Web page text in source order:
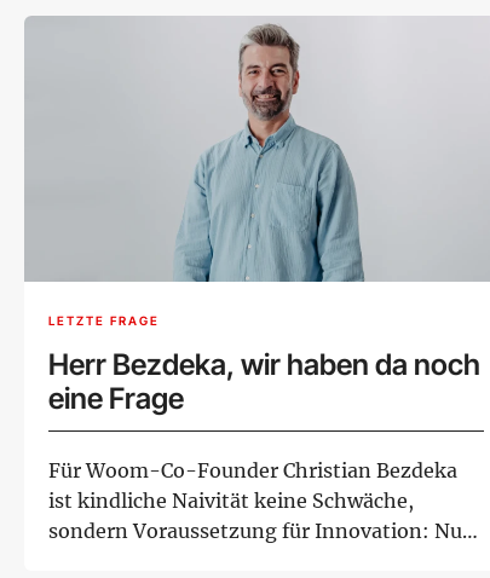
LETZTE FRAGE
Herr Bezdeka, wir haben da noch
eine Frage
Für Woom-Co-Founder Christian Bezdeka
ist kindliche Naivität keine Schwäche,
sondern Voraussetzung für Innovation: Nur